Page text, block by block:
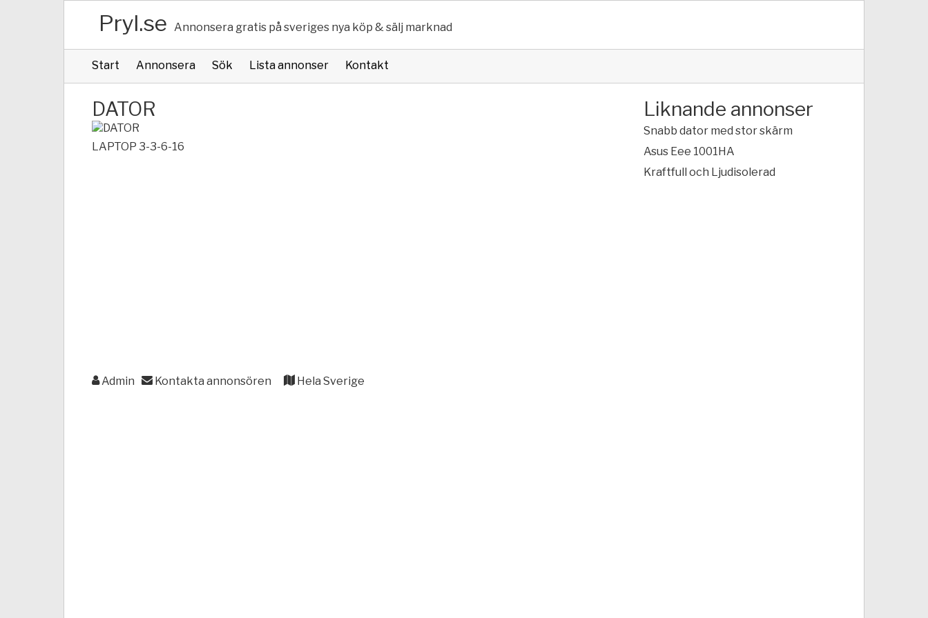
Pryl.se Annonsera gratis på sveriges nya köp & sälj marknad
Start Annonsera Sök Lista annonser Kontakt
DATOR
LAPTOP 3-3-6-16
Admin Kontakta annonsören Hela Sverige
Liknande annonser
Snabb dator med stor skärm
Asus Eee 1001HA
Kraftfull och Ljudisolerad